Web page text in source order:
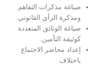
مذكرات التفاهم
الرأي القانوني.
الوثائق المتعددة
التأمين.
محاضر الاجتماع